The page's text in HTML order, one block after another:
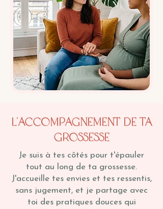
L'accompagnement de ta
grossesse
Je suis à tes côtés pour t'épauler
tout au long de ta grossesse.
J'accueille tes envies et tes ressentis,
sans jugement, et je partage avec
toi des pratiques douces qui